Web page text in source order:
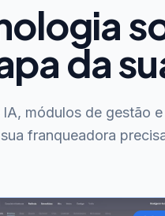
da
módulos de gestão
franqueadora